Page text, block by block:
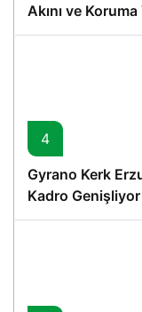
Akını ve
4
Gyrano Kerk
Kadro Genişliyor